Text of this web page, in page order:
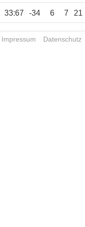
33:67 -34 6 7 21
Impressum Datenschutz